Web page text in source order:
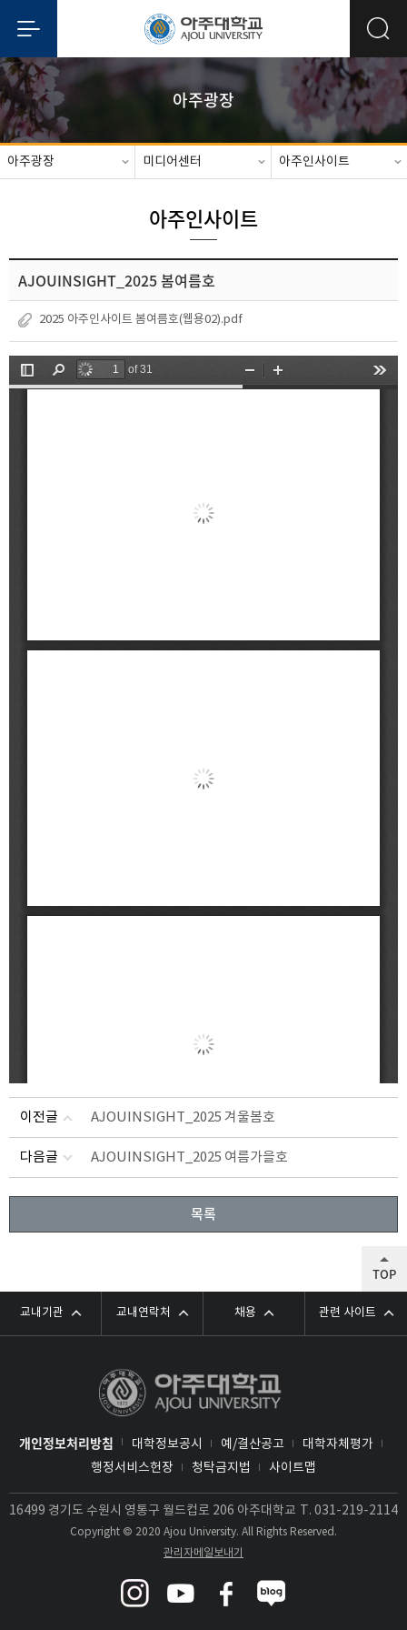
아주광장
아주광장 미디어센터 아주인사이트
아주인사이트
AJOUINSIGHT_2025 봄여름호
2025 아주인사이트 봄여름호(웹용02).pdf
이전글 AJOUINSIGHT_2025 겨울봄호
다음글 AJOUINSIGHT_2025 여름가을호
목록
교내기관 교내연락처 채용 관련 사이트
개인정보처리방침 대학정보공시 예/결산공고
대학자체평가
행정서비스헌장
청탁금지법 사이트맵
16499 경기도 수원시 영통구 월드컵로 206 아주대학교 T. 031-219-2114
Copyright © 2020 Ajou University. All Rights Reserved.
관리자메일보내기
TOP